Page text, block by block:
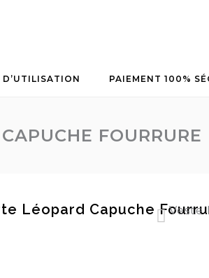
PAIEMENT 100%
FOURRURE
Léopard Capuche Veste